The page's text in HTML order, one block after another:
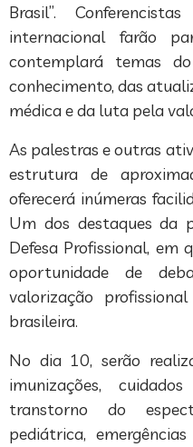
Brasil”.
internacional farão
contemplará temas
conhecimento, das
médica e da luta pela
As palestras e outras
estrutura de
oferecerá inúmeras
Um dos destaques da
Defesa Profissional,
oportunidade de
valorização
brasileira.
No dia 10, serão
imunizações,
transtorno do
pediátrica,